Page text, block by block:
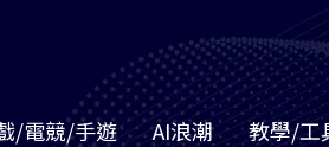
/電競/手遊 AI浪潮 教學/工